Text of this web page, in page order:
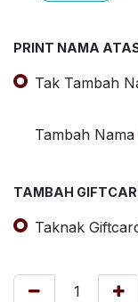
PRINT NAMA
Tak Tambah
Tambah Nama
TAMBAH
Taknak